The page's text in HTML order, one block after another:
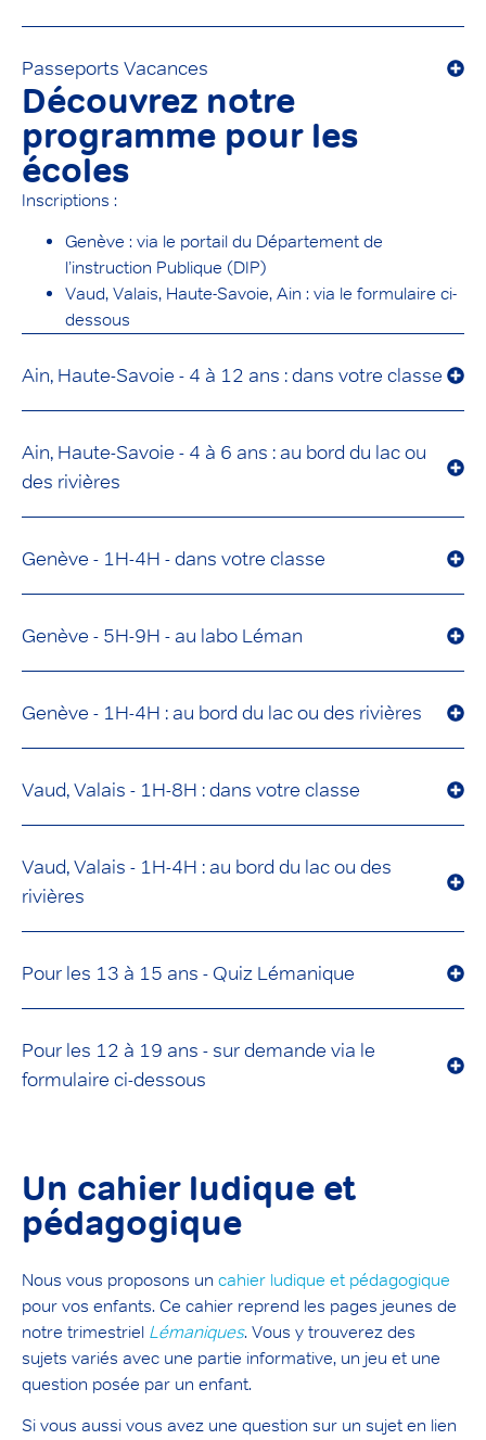
Passeports Vacances
Découvrez notre
programme pour les
écoles
Inscriptions :
Genève : via le portail du Département de
l’instruction Publique (DIP)
Vaud, Valais, Haute-Savoie, Ain : via le formulaire ci-
dessous
Ain, Haute-Savoie - 4 à 12 ans : dans votre classe
Ain, Haute-Savoie - 4 à 6 ans : au bord du lac ou
des rivières
Genève - 1H-4H - dans votre classe
Genève - 5H-9H - au labo Léman
Genève - 1H-4H : au bord du lac ou des rivières
Vaud, Valais - 1H-8H : dans votre classe
Vaud, Valais - 1H-4H : au bord du lac ou des
rivières
Pour les 13 à 15 ans - Quiz Lémanique
Pour les 12 à 19 ans - sur demande via le
formulaire ci-dessous
Un cahier ludique et
pédagogique
Nous vous proposons un cahier ludique et pédagogique
pour vos enfants. Ce cahier reprend les pages jeunes de
notre trimestriel Lémaniques. Vous y trouverez des
sujets variés avec une partie informative, un jeu et une
question posée par un enfant.
Si vous aussi vous avez une question sur un sujet en lien